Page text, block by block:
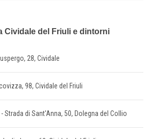
Cividale del Friuli e dintorni
28, Cividale
98, Cividale del Friuli
- Strada di Sant'Anna, 50, Dolegna del Collio